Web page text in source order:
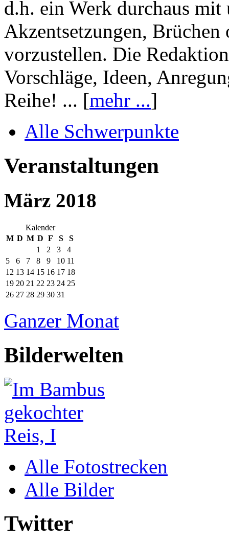
d.h. ein Werk durchaus mit
Akzentsetzungen, Brüchen
vorzustellen. Die
Vorschläge, Ideen,
Reihe! ... [mehr ...]
Alle Schwerpunkte
Veranstaltungen
März 2018
Kalender
M D M D F S
S
1
2 3
4
5
6 7 8 9 10 11
12 13 14 15 16 17 18
19 20 21 22 23 24 25
26 27 28 29 30 31
Ganzer Monat
Bilderwelten
Alle Fotostrecken
Alle Bilder
Twitter